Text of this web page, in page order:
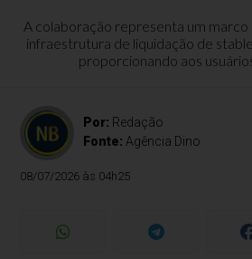
A colaboração representa um
infraestrutura de liquidação de
proporcionando aos usuários
Por: Redação
Fonte: Agência Dino
08/07/2026 às 04h25